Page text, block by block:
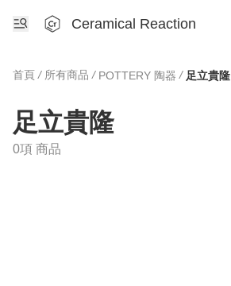
Ceramical Reaction
首頁 / 所有商品 / POTTERY 陶器 / 足立貴隆
足立貴隆
0項 商品